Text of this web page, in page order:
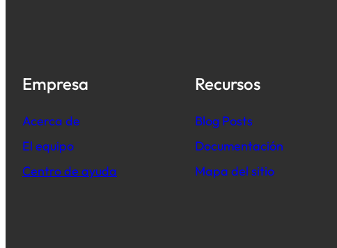
Empresa
Acerca de
El equipo
Centro de ayuda
Recursos
Blog Posts
Documentación
Mapa del sitio